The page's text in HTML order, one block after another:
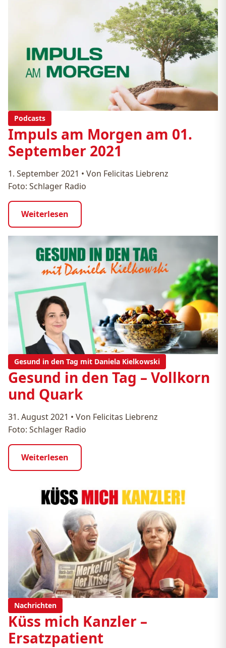
Podcasts
Impuls am Morgen am 01.
September 2021
1. September 2021 • Von Felicitas Liebrenz
Foto: Schlager Radio
Weiterlesen
Gesund in den Tag mit Daniela Kielkowski
Gesund in den Tag – Vollkorn
und Quark
31. August 2021 • Von Felicitas Liebrenz
Foto: Schlager Radio
Weiterlesen
Nachrichten
Küss mich Kanzler –
Ersatzpatient